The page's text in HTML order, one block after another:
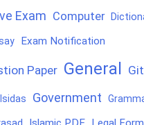
Exam Computer
Exam Notification
Paper General
Government